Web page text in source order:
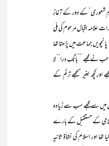
کے دور کے آغاز
اقبال مرحوم کی ملّی
جماعت میں پڑھتا تھا
مجھے ’’بانگِ درا‘‘ لا
اور کچھ بغیر سمجھے ترنّم کے
سے مجھے سب سے زیادہ
کے مستقبل کے بارے
تھا اور اسلام کی نشأۃِ ثانیہ